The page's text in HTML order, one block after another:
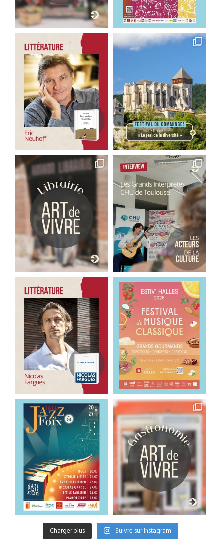
Charger plus Suivre sur Instagram